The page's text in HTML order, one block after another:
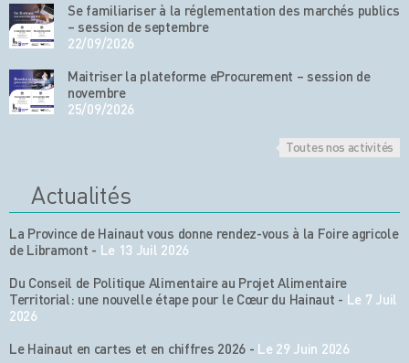
Se familiariser à la réglementation des marchés publics
– session de septembre
22/09/2026
Maitriser la plateforme eProcurement – session de
novembre
25/09/2026
Toutes nos activités
Actualités
La Province de Hainaut vous donne rendez-vous à la Foire agricole
de Libramont - Le 13 Juil 2026
Du Conseil de Politique Alimentaire au Projet Alimentaire
Territorial: une nouvelle étape pour le Cœur du Hainaut - Le 7 Juil
2026
Le Hainaut en cartes et en chiffres 2026 - Le 29 Juin 2026